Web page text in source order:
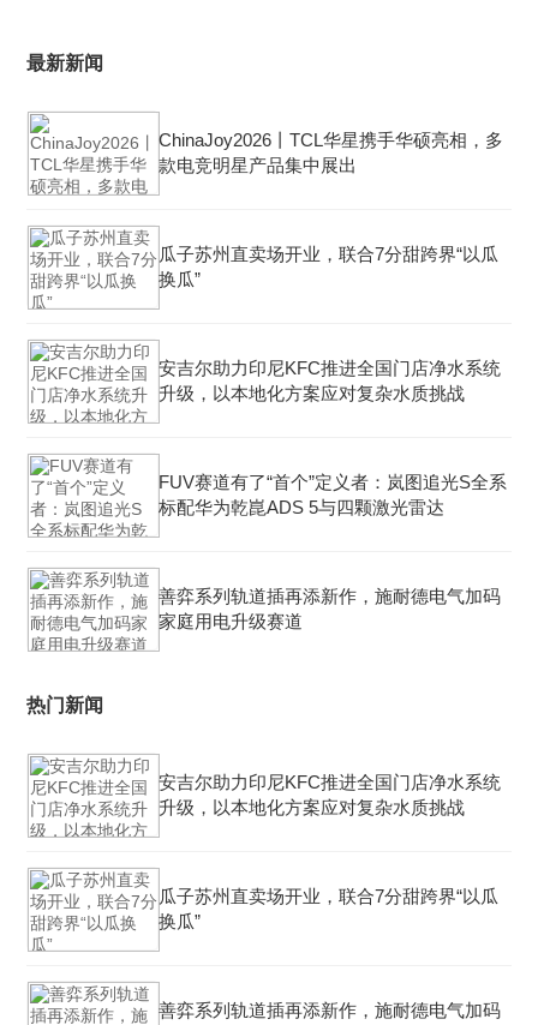
最新新闻
ChinaJoy2026丨TCL华星携手华硕亮相，多
款电竞明星产品集中展出
瓜子苏州直卖场开业，联合7分甜跨界“以瓜
换瓜”
安吉尔助力印尼KFC推进全国门店净水系统
升级，以本地化方案应对复杂水质挑战
FUV赛道有了“首个”定义者：岚图追光S全系
标配华为乾崑ADS 5与四颗激光雷达
善弈系列轨道插再添新作，施耐德电气加码
家庭用电升级赛道
热门新闻
安吉尔助力印尼KFC推进全国门店净水系统
升级，以本地化方案应对复杂水质挑战
瓜子苏州直卖场开业，联合7分甜跨界“以瓜
换瓜”
善弈系列轨道插再添新作，施耐德电气加码